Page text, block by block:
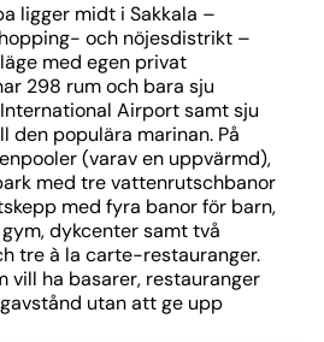
ligger midt i Sakkala –
och nöjesdistrikt –
med egen privat
298 rum och bara sju
Airport samt sju
den populära marinan. På
(varav en uppvärmd),
med tre vattenrutschbanor
med fyra banor för barn,
dykcenter samt två
tre à la carte-restauranger.
vill ha basarer, restauranger
utan att ge upp